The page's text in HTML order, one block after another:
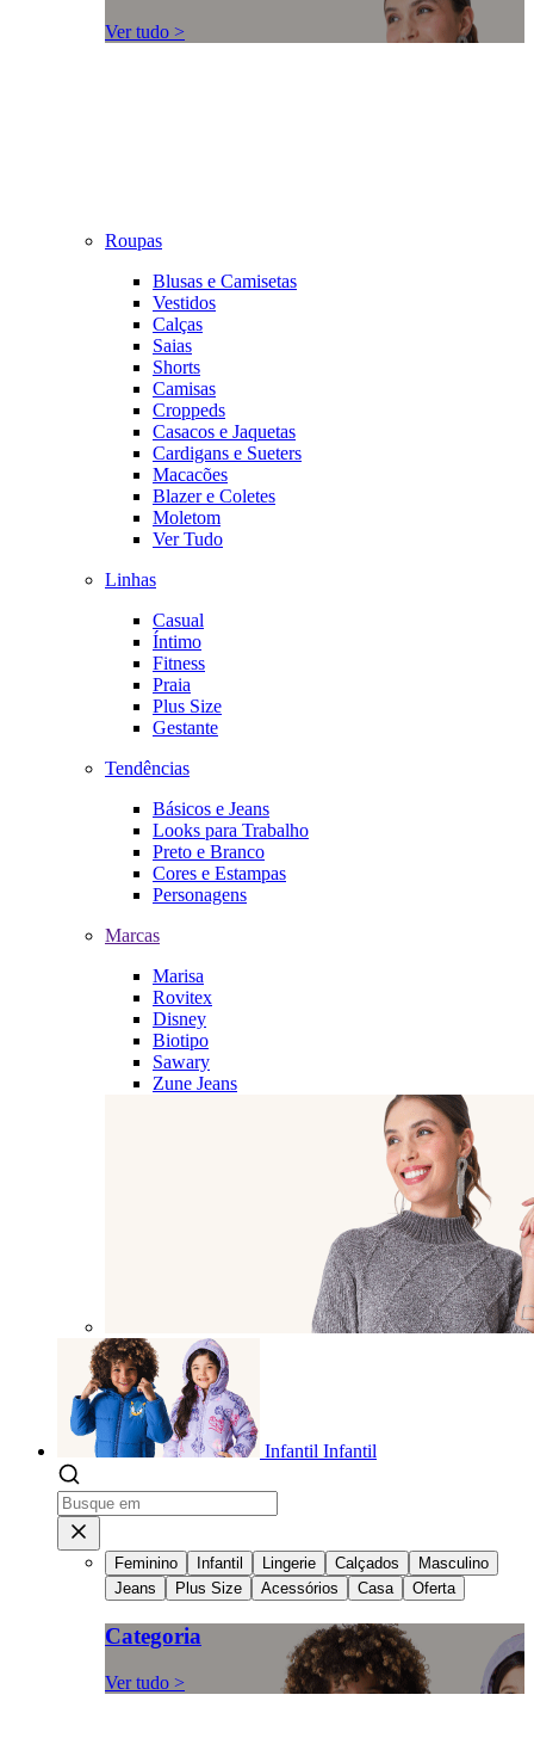
Ver tudo >
Roupas
Blusas e Camisetas
Vestidos
Calças
Saias
Shorts
Camisas
Croppeds
Casacos e Jaquetas
Cardigans e Sueters
Macacões
Blazer e Coletes
Moletom
Ver Tudo
Linhas
Casual
Íntimo
Fitness
Praia
Plus Size
Gestante
Tendências
Básicos e Jeans
Looks para Trabalho
Preto e Branco
Cores e Estampas
Personagens
Marcas
Marisa
Rovitex
Disney
Biotipo
Sawary
Zune Jeans
Infantil Infantil
Feminino Infantil Lingerie Calçados
Masculino
Jeans
Plus Size Acessórios Casa Oferta
Categoria
Ver tudo >